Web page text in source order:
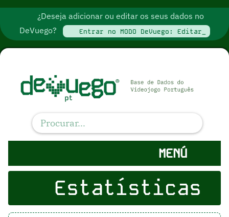
¿Deseja adicionar ou editar os seus dados no
DeVuego?
Entrar no MODO DeVuego: Editar_
MENÚ
Estatísticas